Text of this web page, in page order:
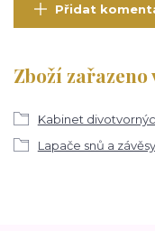
Přidat
Zboží
Kabinet
Lapače snů a závěsy